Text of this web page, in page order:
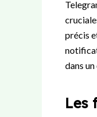
précis
dans
Les